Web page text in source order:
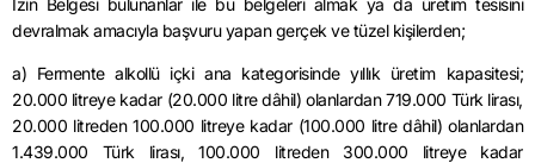
devralmak amacıyla başvuru yapan gerçek ve tüzel kişilerden;
a) Fermente alkollü içki ana kategorisinde yıllık üretim kapasitesi;
20.000 litreye kadar (20.000 litre dâhil) olanlardan 719.000 Türk lirası,
20.000 litreden 100.000 litreye kadar (100.000 litre dâhil) olanlardan
1.439.000 Türk lirası, 100.000 litreden 300.000 litreye kadar